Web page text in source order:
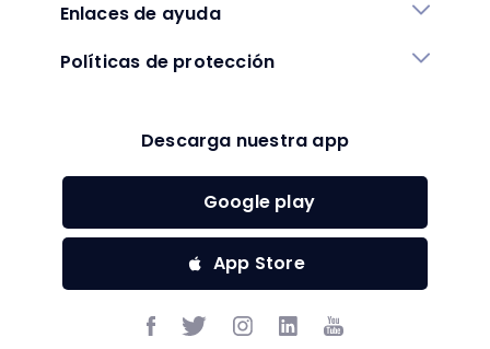
Enlaces de ayuda
Políticas de protección
Descarga nuestra app
Google play
App Store